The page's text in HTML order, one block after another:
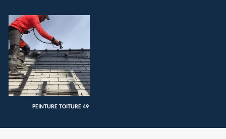
PEINTURE TOITURE 49